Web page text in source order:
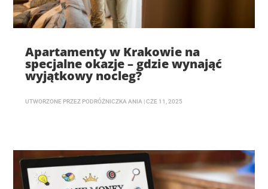
Apartamenty w Krakowie na
specjalne okazje – gdzie wynająć
wyjątkowy nocleg?
UTWORZONE PRZEZ PODRÓŻNICZKA ANIA |CZE 11, 2025